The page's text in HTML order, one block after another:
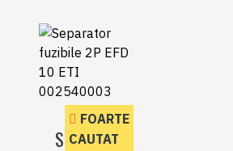
FOARTE
CAUTAT
SEPARATOR